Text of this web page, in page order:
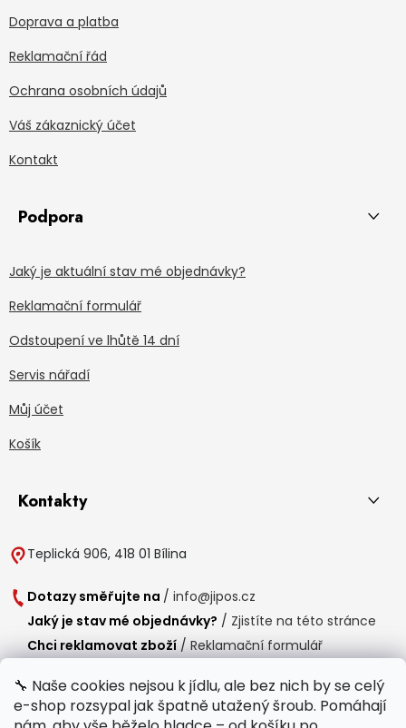
🔧 Naše cookies nejsou k jídlu, ale bez nich by se celý
e-shop rozsypal jak špatně utažený šroub. Pomáhají
Doprava a platba
Reklamační řád
Ochrana osobních údajů
Váš zákaznický účet
Kontakt
Podpora
Jaký je aktuální stav mé objednávky?
Reklamační formulář
Odstoupení ve lhůtě 14 dní
Servis nářadí
Můj účet
Košík
Kontakty
Teplická 906, 418 01 Bílina
Dotazy směřujte na / info@jipos.cz
Jaký je stav mé objednávky? / Zjistíte na této stránce
Chci reklamovat zboží / Reklamační formulář
Provozní doba